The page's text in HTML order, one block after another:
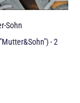
Sohn
- 2